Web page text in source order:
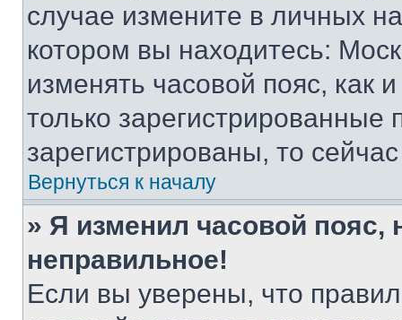
случае измените в личных
котором вы находитесь:
изменять часовой пояс, как
только
зарегистрированы, то
Вернуться к началу
» Я изменил часовой пояс,
неправильное!
Если вы уверены, что